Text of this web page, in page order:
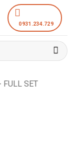
0931.234.729
FULL SET